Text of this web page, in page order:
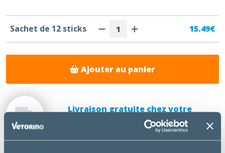
Sachet de 12 sticks 15.49€
Ajouter au panier
Livraison gratuite chez votre